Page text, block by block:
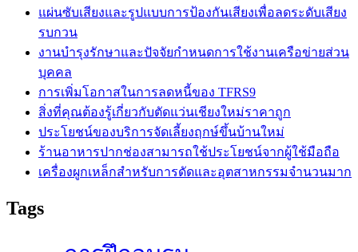
แผ่นซับเสียงและรูปแบบการป้องกันเสียงเพื่อลดระดับเสียง
รบกวน
งานบำรุงรักษาและปัจจัยกำหนดการใช้งานเครือข่ายส่วน
บุคคล
การเพิ่มโอกาสในการลดหนี้ของ TFRS9
สิ่งที่คุณต้องรู้เกี่ยวกับตัดแว่นเชียงใหม่ราคาถูก
ประโยชน์ของบริการจัดเลี้ยงฤกษ์ขึ้นบ้านใหม่
ร้านอาหารปากช่องสามารถใช้ประโยชน์จากผู้ใช้มือถือ
เครื่องผูกเหล็กสำหรับการดัดและอุตสาหกรรมจำนวนมาก
Tags